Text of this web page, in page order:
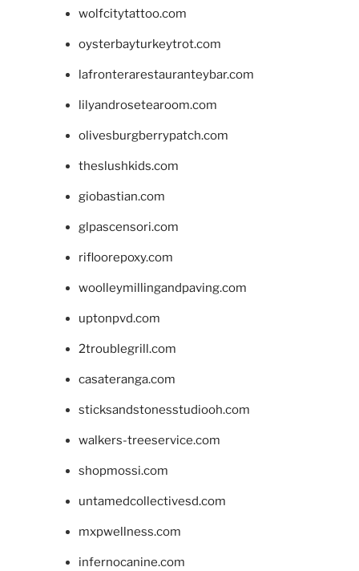
wolfcitytattoo.com
oysterbayturkeytrot.com
lafronterarestauranteybar.com
lilyandrosetearoom.com
olivesburgberrypatch.com
theslushkids.com
giobastian.com
glpascensori.com
rifloorepoxy.com
woolleymillingandpaving.com
uptonpvd.com
2troublegrill.com
casateranga.com
sticksandstonesstudiooh.com
walkers-treeservice.com
shopmossi.com
untamedcollectivesd.com
mxpwellness.com
infernocanine.com